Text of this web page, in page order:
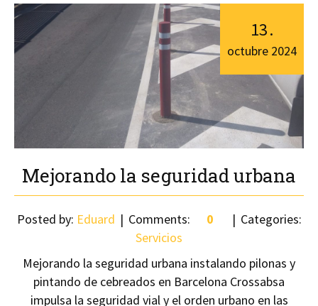
Mejorando la seguridad urbana
13.
octubre 2024
Posted by: Eduard Comments: 0
Categories:
Servicios
Mejorando la seguridad urbana instalando pilonas y
pintando de cebreados en Barcelona Crossabsa
impulsa la seguridad vial y el orden urbano en las